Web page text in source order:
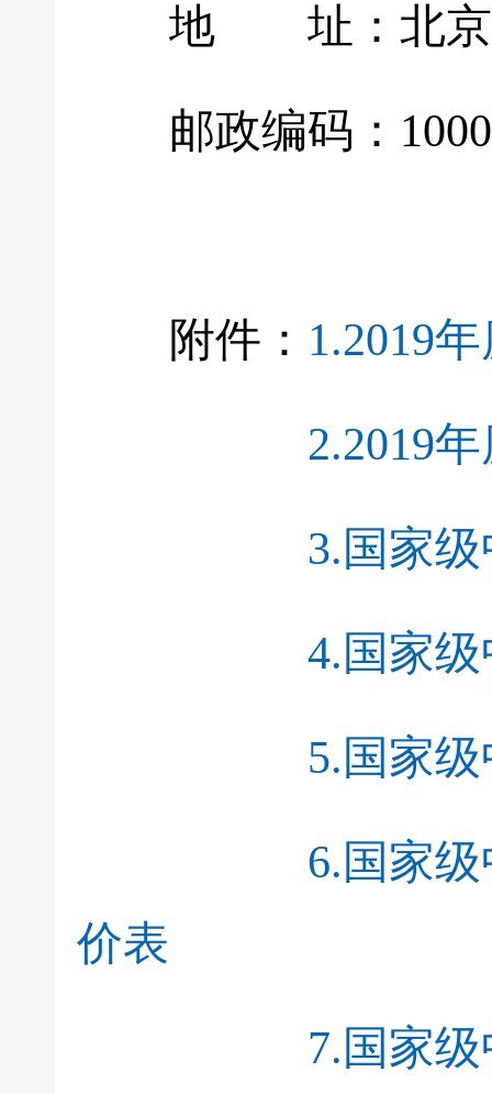
地 址：北京市
邮政编码：
附件： 1.2019
2.2019
3.国家
4.国家
5.国家
6.国家
价表
7.国家